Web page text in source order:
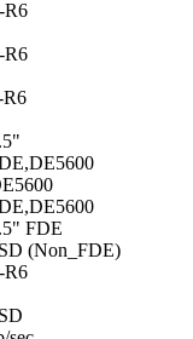
R6
R6
FDE
(Non_FDE)
R6